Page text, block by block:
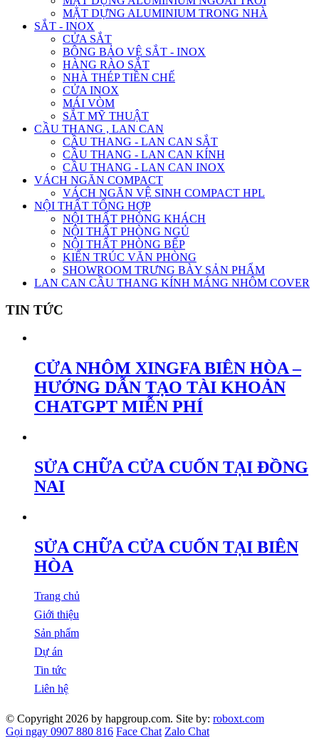
MẶT DỰNG ALUMINIUM TRONG NHÀ
SẮT - INOX
CỬA SẮT
BÔNG BẢO VỆ SẮT - INOX
HÀNG RÀO SẮT
NHÀ THÉP TIỀN CHẾ
CỬA INOX
MÁI VÒM
SẮT MỸ THUẬT
CẦU THANG , LAN CAN
CẦU THANG - LAN CAN SẮT
CẦU THANG - LAN CAN KÍNH
CẦU THANG - LAN CAN INOX
VÁCH NGĂN COMPACT
VÁCH NGĂN VỆ SINH COMPACT HPL
NỘI THẤT TỔNG HỢP
NỘI THẤT PHÒNG KHÁCH
NỘI THẤT PHÒNG NGỦ
NỘI THẤT PHÒNG BẾP
KIẾN TRÚC VĂN PHÒNG
SHOWROOM TRƯNG BÀY SẢN PHẨM
LAN CAN CẦU THANG KÍNH MÁNG NHÔM COVER
TIN TỨC
CỬA NHÔM XINGFA BIÊN HÒA –
HƯỚNG DẪN TẠO TÀI KHOẢN
CHATGPT MIỄN PHÍ
SỬA CHỮA CỬA CUỐN TẠI ĐỒNG
NAI
SỬA CHỮA CỬA CUỐN TẠI BIÊN
HÒA
Trang chủ
Giới thiệu
Sản phẩm
Dự án
Tin tức
Liên hệ
© Copyright 2026 by hapgroup.com. Site by: roboxt.com
Gọi ngay 0907 880 816 Face Chat Zalo Chat